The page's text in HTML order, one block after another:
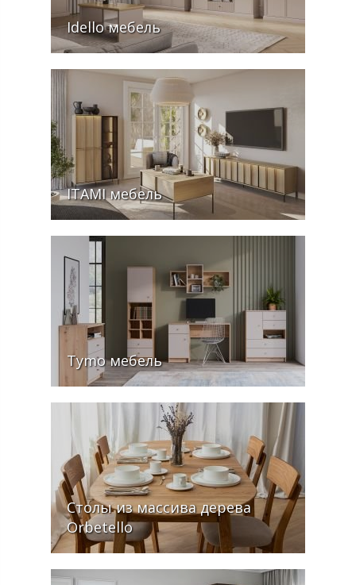
Idello мебель
ITAMI мебель
Tymo мебель
Столы из массива дерева
Orbetello